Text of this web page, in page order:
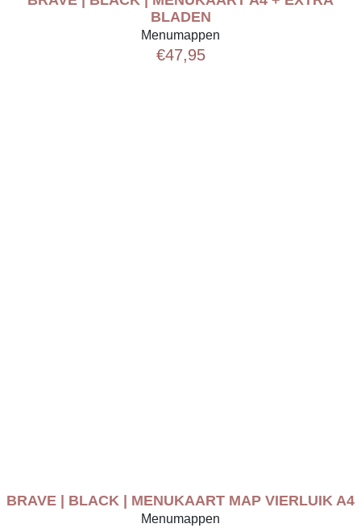
BLADEN
Menumappen
€47,95
BRAVE | BLACK | MENUKAART MAP VIERLUIK A4
Menumappen